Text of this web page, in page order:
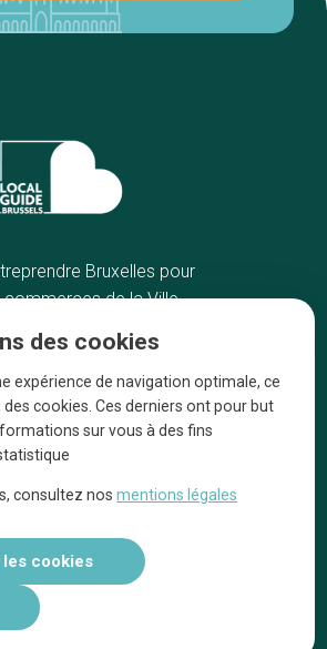
Bruxelles pour
de la Ville
Artisans
A propos
On parle de nous
des cookies
expérience de navigation optimale, ce
cookies. Ces derniers ont pour but
sur vous à des fins
consultez nosmentions légales
cookies